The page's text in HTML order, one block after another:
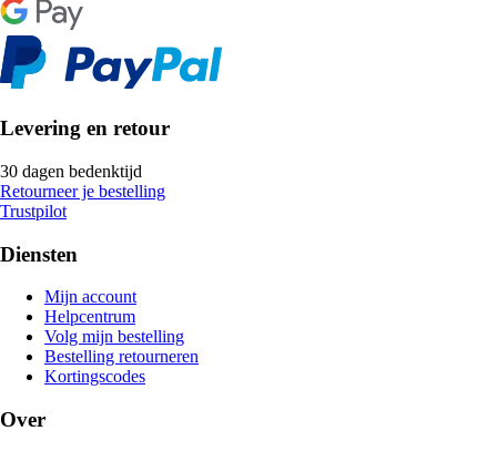
Levering en retour
30 dagen bedenktijd
Retourneer je bestelling
Trustpilot
Diensten
Mijn account
Helpcentrum
Volg mijn bestelling
Bestelling retourneren
Kortingscodes
Over